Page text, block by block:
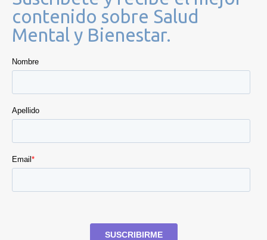
contenido sobre Salud
Mental y Bienestar.